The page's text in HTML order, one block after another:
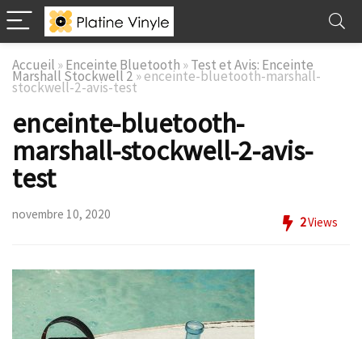
Accueil »Enceinte Bluetooth »Test et Avis: Enceinte
Marshall Stockwell 2 »enceinte-bluetooth-marshall-
stockwell-2-avis-test
enceinte-bluetooth-
marshall-stockwell-2-avis-
test
novembre 10, 2020
2Views